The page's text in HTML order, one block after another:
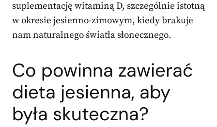
suplementację witaminą D, szczególnie istotną
w okresie jesienno-zimowym, kiedy brakuje
nam naturalnego światła słonecznego.
Co powinna zawierać
dieta jesienna, aby
była skuteczna?